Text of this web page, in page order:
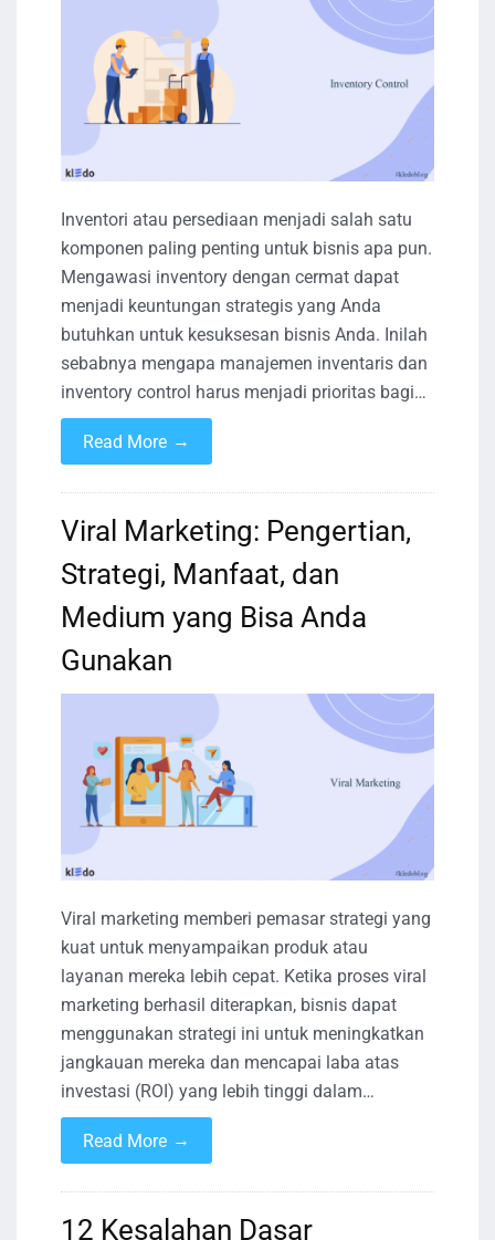
Inventori atau persediaan menjadi salah satu
komponen paling penting untuk bisnis apa pun.
Mengawasi inventory dengan cermat dapat
menjadi keuntungan strategis yang Anda
butuhkan untuk kesuksesan bisnis Anda. Inilah
sebabnya mengapa manajemen inventaris dan
inventory control harus menjadi prioritas bagi…
Read More →
Viral Marketing: Pengertian,
Strategi, Manfaat, dan
Medium yang Bisa Anda
Gunakan
Viral marketing memberi pemasar strategi yang
kuat untuk menyampaikan produk atau
layanan mereka lebih cepat. Ketika proses viral
marketing berhasil diterapkan, bisnis dapat
menggunakan strategi ini untuk meningkatkan
jangkauan mereka dan mencapai laba atas
investasi (ROI) yang lebih tinggi dalam…
Read More →
12 Kesalahan Dasar